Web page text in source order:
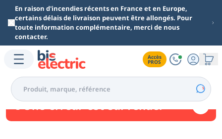
Aller au contenu principal
En raison d'incendies récents en France et en Europe,
certains délais de livraison peuvent être allongés. Pour
toute information complémentaire, merci de nous
contacter.
Accès
PROS
Une erreur est survenue.